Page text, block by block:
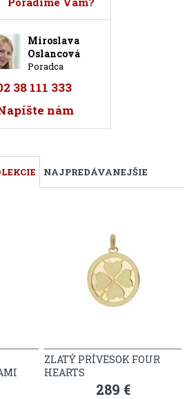
Miroslava
Oslancová
Poradca
38 111 333
nám
NAJPREDÁVANEJŠIE
ZLATÝ PRÍVESOK FOUR
HEARTS
289 €